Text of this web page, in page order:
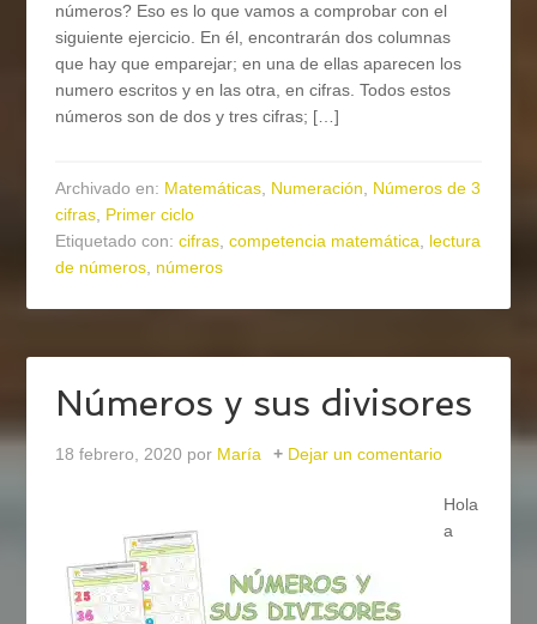
números? Eso es lo que vamos a comprobar con el
siguiente ejercicio. En él, encontrarán dos columnas
que hay que emparejar; en una de ellas aparecen los
numero escritos y en las otra, en cifras. Todos estos
números son de dos y tres cifras; […]
Archivado en: Matemáticas, Numeración, Números de 3
cifras, Primer ciclo
Etiquetado con:cifras,competencia matemática, lectura
de números, números
Números y sus divisores
18 febrero, 2020 por María Dejar un comentario
Hola
a